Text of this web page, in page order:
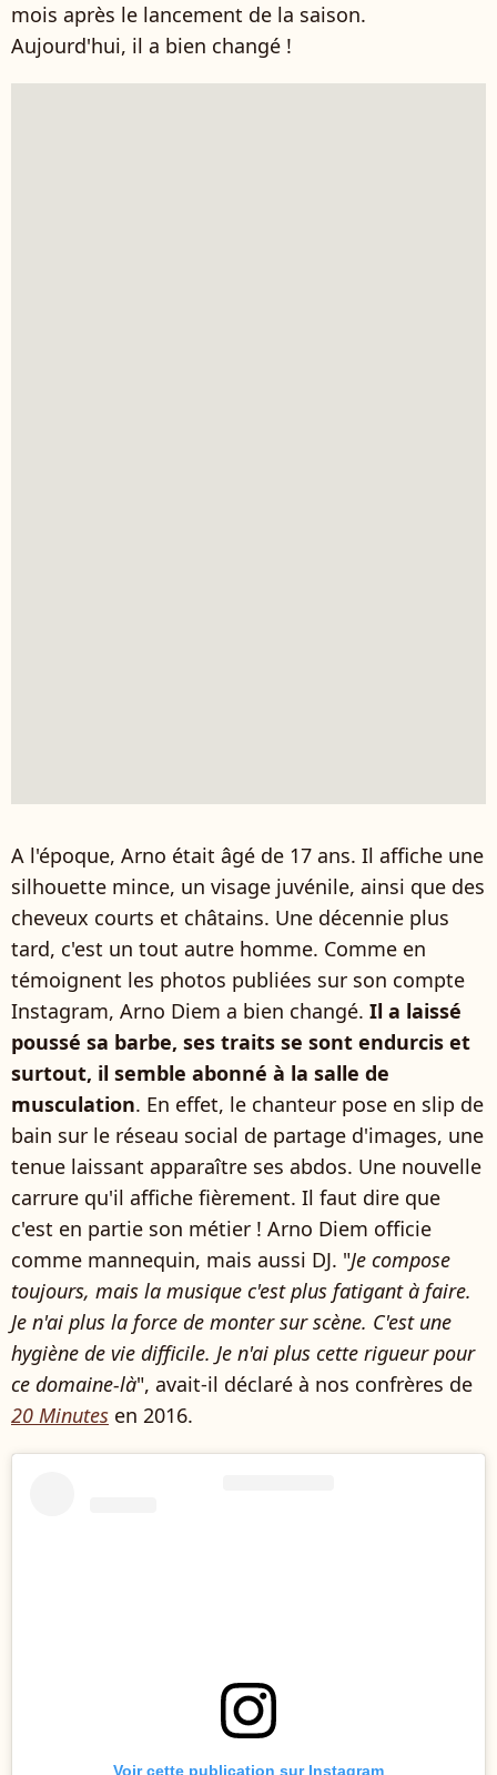
mois après le lancement de la saison.
Aujourd'hui, il a bien changé !
A l'époque, Arno était âgé de 17 ans. Il affiche une
silhouette mince, un visage juvénile, ainsi que des
cheveux courts et châtains. Une décennie plus
tard, c'est un tout autre homme. Comme en
témoignent les photos publiées sur son compte
Instagram, Arno Diem a bien changé. Il a laissé
poussé sa barbe, ses traits se sont endurcis et
surtout, il semble abonné à la salle de
musculation. En effet, le chanteur pose en slip de
bain sur le réseau social de partage d'images, une
tenue laissant apparaître ses abdos. Une nouvelle
carrure qu'il affiche fièrement. Il faut dire que
c'est en partie son métier ! Arno Diem officie
comme mannequin, mais aussi DJ. "Je compose
toujours, mais la musique c'est plus fatigant à faire.
Je n'ai plus la force de monter sur scène. C'est une
hygiène de vie difficile. Je n'ai plus cette rigueur pour
ce domaine-là", avait-il déclaré à nos confrères de
20 Minutes en 2016.
Voir cette publication sur Instagram